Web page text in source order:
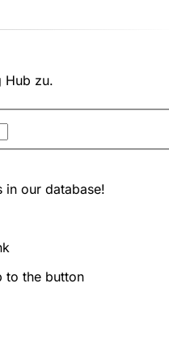
Hub zu.
in our database!
to the button